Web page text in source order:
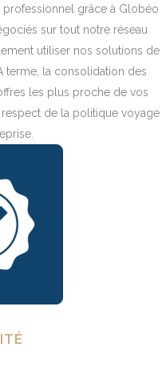
grâce à Globéo
sur tout notre réseau
utiliser nos solutions de
terme, la consolidation des
les plus proche de vos
de la politique voyage